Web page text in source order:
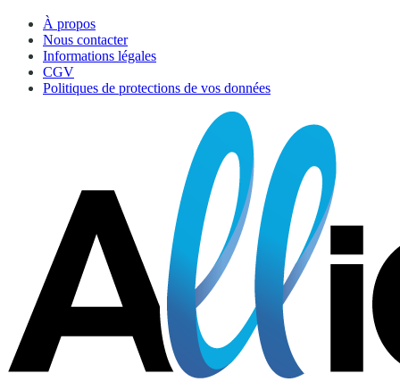
À propos
Nous contacter
Informations légales
CGV
Politiques de protections de vos données